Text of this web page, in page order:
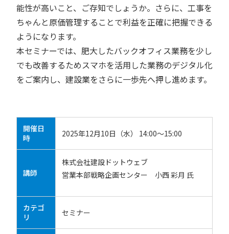
能性が高いこと、ご存知でしょうか。さらに、工事を
ちゃんと原価管理することで利益を正確に把握できる
ようになります。
本セミナーでは、肥大したバックオフィス業務を少し
でも改善するためスマホを活用した業務のデジタル化
をご案内し、建設業をさらに一歩先へ押し進めます。
開催日
時
2025年12月10日（水） 14:00～15:00
講師
株式会社建設ドットウェブ
営業本部戦略企画センター 小西 彩月 氏
カテゴ
リ
セミナー